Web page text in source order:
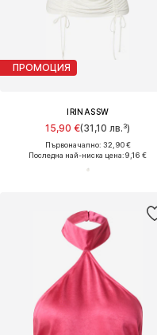
ПРОМОЦИЯ
IRINASSW
15,90 €(31,10 лв.³)
Първоначално: 32,90 €
Последна най-ниска цена:9,16 €